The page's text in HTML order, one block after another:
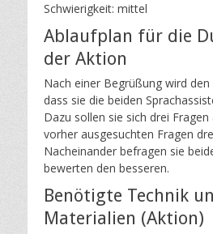
Schwierigkeit: mittel
Ablaufplan für die
der Aktion
Nach einer Begrüßung wird
dass sie die beiden
Dazu sollen sie sich drei
vorher ausgesuchten Fragen
Nacheinander befragen sie
bewerten den besseren.
Benötigte Technik
Materialien (Aktion)